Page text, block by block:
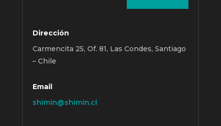
Dirección
Carmencita 25, Of. 81, Las Condes, Santiago
– Chile
Email
shimin@shimin.cl